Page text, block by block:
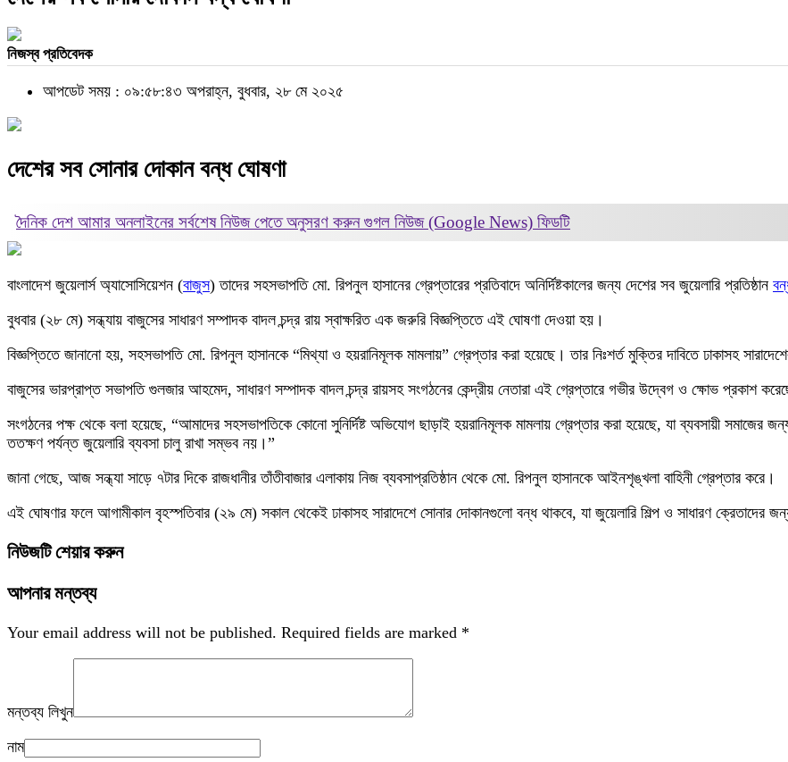
নিজস্ব প্রতিবেদক
আপডেট সময় : ০৯:৫৮:৪৩ অপরাহ্ন, বুধবার, ২৮ মে ২০২৫
দেশের সব সোনার দোকান বন্ধ ঘোষণা
দৈনিক দেশ আমার অনলাইনের সর্বশেষ নিউজ পেতে অনুসরণ করুনগুগল নিউজ (Google News) ফিডটি
বাংলাদেশ জুয়েলার্স অ্যাসোসিয়েশন (বাজুস) তাদের সহসভাপতি মো. রিপনুল হাসানের গ্রেপ্তারের প্রতিবাদে অনির্দিষ্টকালের জন্য দেশের সব জুয়েলারি প্রতিষ্ঠান
বুধবার (২৮ মে) সন্ধ্যায় বাজুসের সাধারণ সম্পাদক বাদল চন্দ্র রায় স্বাক্ষরিত এক জরুরি বিজ্ঞপ্তিতে এই ঘোষণা দেওয়া হয়।
বিজ্ঞপ্তিতে জানানো হয়, সহসভাপতি মো. রিপনুল হাসানকে “মিথ্যা ও হয়রানিমূলক মামলায়” গ্রেপ্তার করা হয়েছে। তার নিঃশর্ত মুক্তির দাবিতে ঢাকাসহ
বাজুসের ভারপ্রাপ্ত সভাপতি গুলজার আহমেদ, সাধারণ সম্পাদক বাদল চন্দ্র রায়সহ সংগঠনের কেন্দ্রীয় নেতারা এই গ্রেপ্তারে গভীর উদ্বেগ ও ক্ষোভ প্রকাশ
সংগঠনের পক্ষ থেকে বলা হয়েছে, “আমাদের সহসভাপতিকে কোনো সুনির্দিষ্ট অভিযোগ ছাড়াই হয়রানিমূলক মামলায় গ্রেপ্তার করা হয়েছে, যা ব্যবসায়ী
ততক্ষণ পর্যন্ত জুয়েলারি ব্যবসা চালু রাখা সম্ভব নয়।”
জানা গেছে, আজ সন্ধ্যা সাড়ে ৭টার দিকে রাজধানীর তাঁতীবাজার এলাকায় নিজ ব্যবসাপ্রতিষ্ঠান থেকে মো. রিপনুল হাসানকে আইনশৃঙ্খলা বাহিনী গ্রেপ্তার করে।
এই ঘোষণার ফলে আগামীকাল বৃহস্পতিবার (২৯ মে) সকাল থেকেই ঢাকাসহ সারাদেশে সোনার দোকানগুলো বন্ধ থাকবে, যা জুয়েলারি শিল্প ও সাধারণ ক্রেতাদের
নিউজটি শেয়ার করুন
আপনার মন্তব্য
Your email address will not be published. Required fields are marked *
মন্তব্য লিখুন
নাম